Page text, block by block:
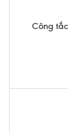
Công